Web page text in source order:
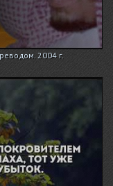
2004 г.